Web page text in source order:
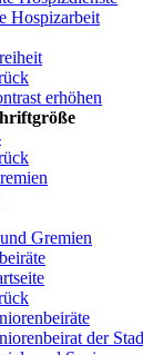
Hospizarbeit
erhöhen
Gremien
der